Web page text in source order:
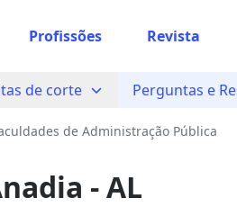
Profissões Revista
de corte Perguntas e
de Administração Pública
- AL